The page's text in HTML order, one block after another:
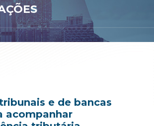
e de bancas
acompanhar